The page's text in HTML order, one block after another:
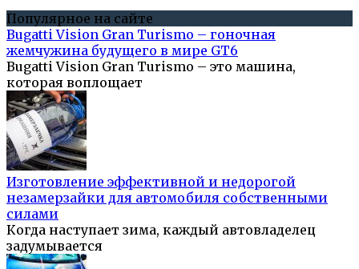
Популярное на сайте
Bugatti Vision Gran Turismo – гоночная
жемчужина будущего в мире GT6
Bugatti Vision Gran Turismo – это машина,
которая воплощает
Изготовление эффективной и недорогой
незамерзайки для автомобиля собственными
силами
Когда наступает зима, каждый автовладелец
задумывается